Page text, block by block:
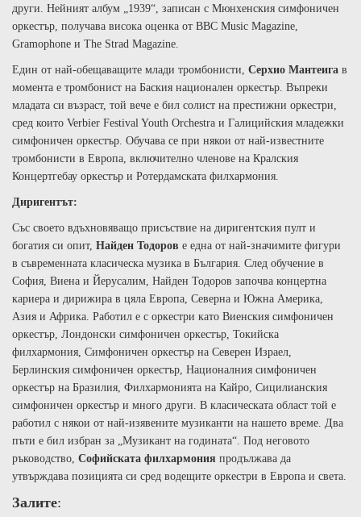
други. Нейният албум „1939“, записан с Мюнхенския симфоничен
оркестър, получава висока оценка от BBC Music Magazine,
Gramophone и The Strad Magazine.
Един от най-обещаващите млади тромбонисти, Серхио Мантеига в
момента е тромбонист на Баския национален оркестър. Въпреки
младата си възраст, той вече е бил солист на престижни оркестри,
сред които Verbier Festival Youth Orchestra и Галицийския младежки
симфоничен оркестър. Обучава се при някои от най-известните
тромбонисти в Европа, включително членове на Кралския
Концертгебау оркестър и Ротердамската филхармония.
Диригентът:
Със своето вдъхновяващо присъствие на диригентския пулт и
богатия си опит, Найден Тодоров е една от най-значимите фигури
в съвременната класическа музика в България. След обучение в
София, Виена и Йерусалим, Найден Тодоров започва концертна
кариера и дирижира в цяла Европа, Северна и Южна Америка,
Азия и Африка. Работил е с оркестри като Виенския симфоничен
оркестър, Лондонски симфоничен оркестър, Токийска
филхармония, Симфоничен оркестър на Северен Израел,
Берлинския симфоничен оркестър, Националния симфоничен
оркестър на Бразилия, Филхармонията на Кайро, Сицилианския
симфоничен оркестър и много други. В класическата област той е
работил с някои от най-изявените музиканти на нашето време Два
пъти е бил избран за „Музикант на годината“. Под неговото
ръководство, Софийската филхармония продължава да
утвърждава позицията си сред водещите оркестри в Европа и света.
Залите: